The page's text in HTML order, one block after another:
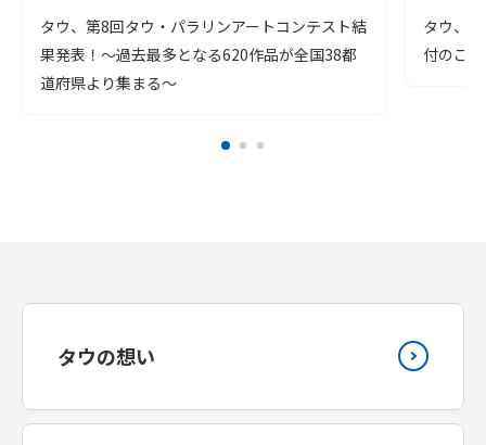
タウ、第8回タウ・パラリンアートコンテスト結
果発表！～過去最多となる620作品が全国38都
道府県より集まる～
タウ、
付のご
タウの想い